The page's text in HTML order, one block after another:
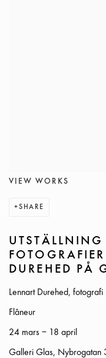
VIEW WORKS
SHARE
UTSTÄLLNING
DUREHED PÅ
Lennart Durehed, fotografi
Flâneur
24 mars – 18 april
Galleri Glas, Nybrogatan